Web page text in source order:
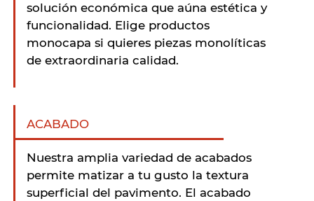
solución económica que aúna estética y
funcionalidad. Elige productos
monocapa si quieres piezas monolíticas
de extraordinaria calidad.
ACABADO
Nuestra amplia variedad de acabados
permite matizar a tu gusto la textura
superficial del pavimento. El acabado